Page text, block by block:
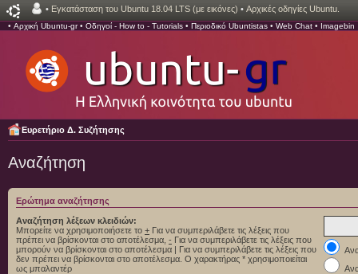
• Εγκατάσταση του Ubuntu 18.04 LTS (με εικόνες) • Αρχικές οδηγίες Ubuntu.
• Αρχική Ubuntu-gr• Οδηγοί - How to - Tutorials • Περιοδικό Ubuntistas • Web Chat • Imagebin
Ευρετήριο Δ. Συζήτησης
Αναζήτηση
Ερώτημα αναζήτησης
Αναζήτηση λέξεων κλειδιών:
Μπορείτε να χρησιμοποιήσετε το + Για να συμπεριλάβετε τις λέξεις που
πρέπει να βρίσκονται στο αποτέλεσμα, - Για να συμπεριλάβετε τις λέξεις που
μπορούν να βρίσκονται στο αποτέλεσμα | Για να συμπεριλάβετε τις λέξεις που
δεν πρέπει να βρίσκονται στο αποτέλεσμα. Ο χαρακτήρας * χρησιμοποιείται
ως μπαλαντέρ